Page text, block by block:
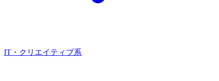
IT・クリエイティブ系